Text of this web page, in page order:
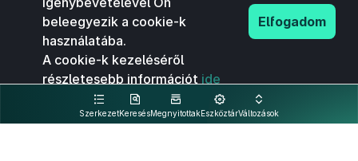
SzerkezetKeresésMegnyitottakEszköztárVáltozások
beleegyezik a cookie-k
használatába.
A cookie-k kezeléséről
részletesebb információt ide
kattintva olvashat.
Elfogadom